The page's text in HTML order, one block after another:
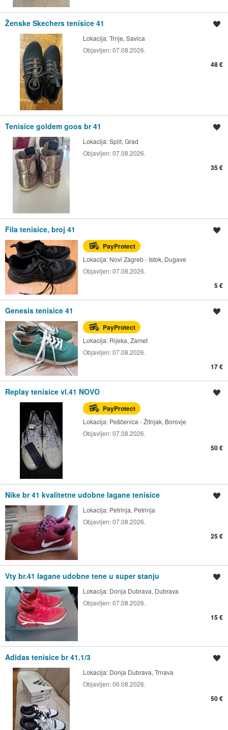
Ženske Skechers tenisice 41
Lokacija:Trnje, Savica
Objavljen:07.08.2026.
48 €
Tenisice goldem goos br 41
Lokacija:Split, Grad
Objavljen:07.08.2026.
35 €
Fila tenisice, broj 41
PayProtect
Lokacija: Novi Zagreb - Istok, Dugave
Objavljen:07.08.2026.
5 €
Genesis tenisice 41
PayProtect
Lokacija: Rijeka, Zamet
Objavljen:07.08.2026.
17 €
Replay tenisice vl.41 NOVO
PayProtect
Lokacija: Peščenica - Žitnjak, Borovje
Objavljen:07.08.2026.
50 €
Nike br 41 kvalitetne udobne lagane tenisice
Lokacija: Petrinja, Petrinja
Objavljen:07.08.2026.
25 €
Vty br.41 lagane udobne tene u super stanju
Lokacija: Donja Dubrava, Dubrava
Objavljen:07.08.2026.
15 €
Adidas tenisice br 41.1/3
Lokacija: Donja Dubrava, Trnava
Objavljen:06.08.2026.
50 €